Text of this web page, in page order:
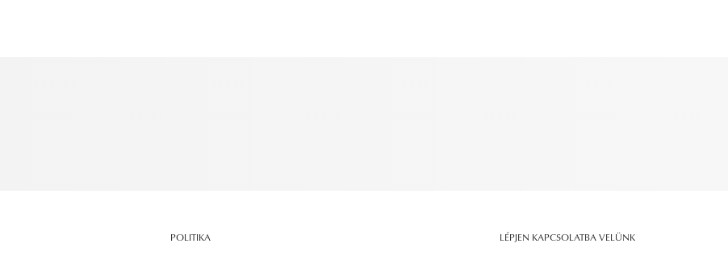
POLITIKA LÉPJEN KAPCSOLATBA VELÜNK